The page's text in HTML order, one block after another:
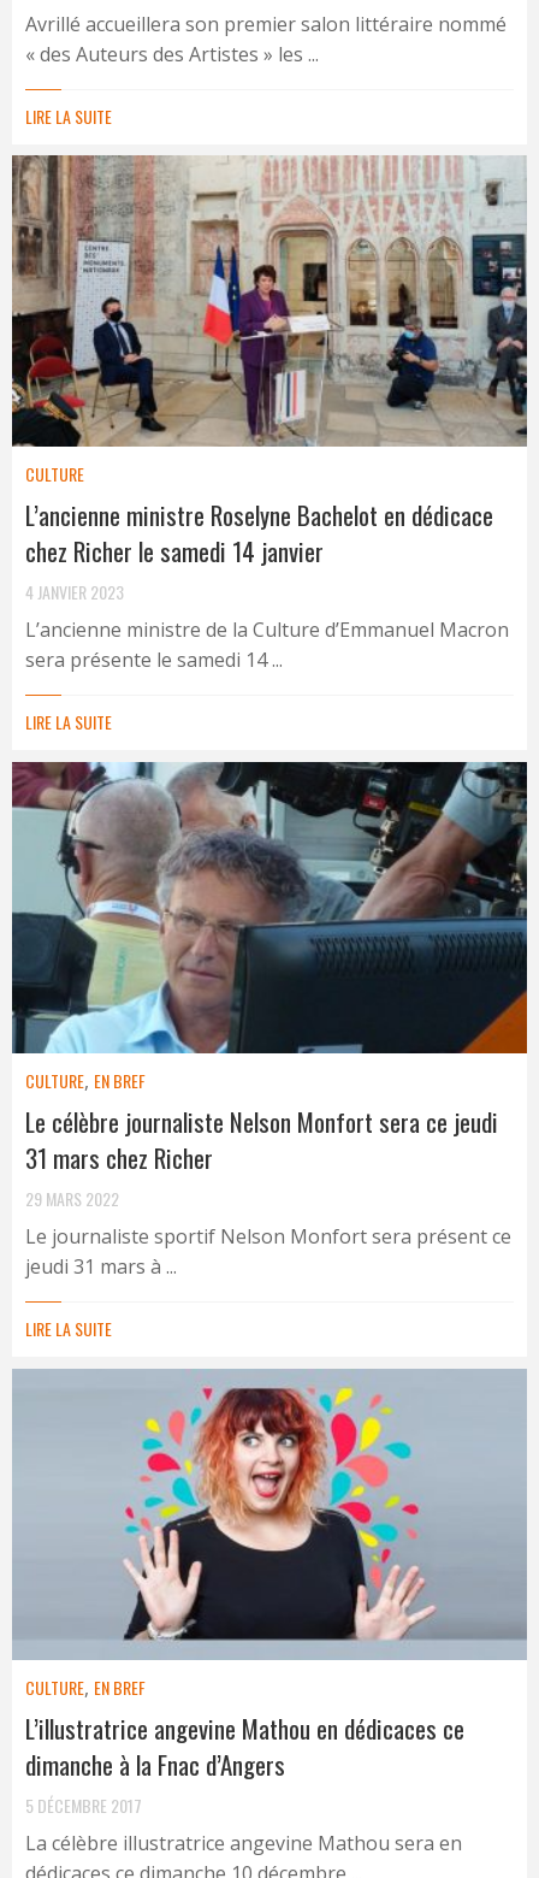
Avrillé accueillera son premier salon littéraire nommé
« des Auteurs des Artistes » les ...
LIRE LA SUITE
CULTURE
L’ancienne ministre Roselyne Bachelot en dédicace
chez Richer le samedi 14 janvier
4 JANVIER 2023
L’ancienne ministre de la Culture d’Emmanuel Macron
sera présente le samedi 14 ...
LIRE LA SUITE
CULTURE, EN BREF
Le célèbre journaliste Nelson Monfort sera ce jeudi
31 mars chez Richer
29 MARS 2022
Le journaliste sportif Nelson Monfort sera présent ce
jeudi 31 mars à ...
LIRE LA SUITE
CULTURE, EN BREF
L’illustratrice angevine Mathou en dédicaces ce
dimanche à la Fnac d’Angers
5 DÉCEMBRE 2017
La célèbre illustratrice angevine Mathou sera en
dédicaces ce dimanche 10 décembre ...